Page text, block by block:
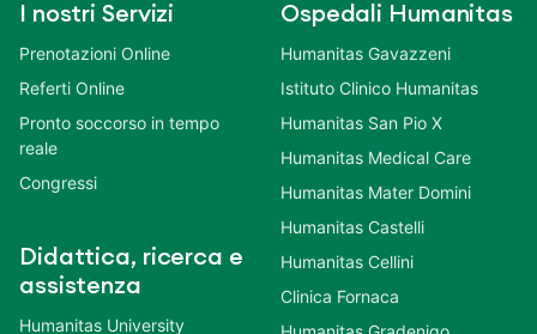
I nostri Servizi
Prenotazioni Online
Referti Online
Pronto soccorso in tempo
reale
Congressi
Didattica, ricerca e
assistenza
Humanitas University
Ospedali Humanitas
Humanitas Gavazzeni
Istituto Clinico Humanitas
Humanitas San Pio X
Humanitas Medical Care
Humanitas Mater Domini
Humanitas Castelli
Humanitas Cellini
Clinica Fornaca